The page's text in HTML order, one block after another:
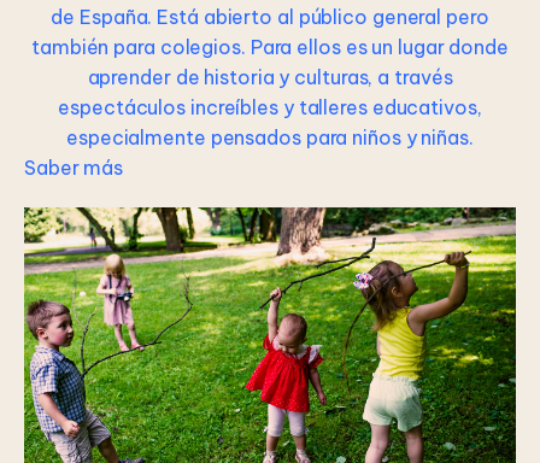
de España. Está abierto al público general pero
también para colegios. Para ellos es un lugar donde
aprender de historia y culturas, a través
espectáculos increíbles y talleres educativos,
especialmente pensados para niños y niñas.
Saber más